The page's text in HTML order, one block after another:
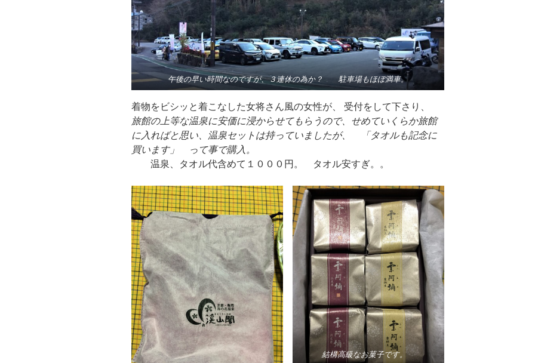
午後の早い時間なのですが、３連休の為か？ 駐車場もほぼ満車。
着物をビシッと着こなした女将さん風の女性が、 受付をして下さり、
旅館の上等な温泉に安価に浸からせてもらうので、せめていくらか旅館
に入ればと思い、温泉セットは持っていましたが、 「タオルも記念に
買います」 って事で購入。
温泉、タオル代含めて１０００円。 タオル安すぎ。。
結構高級なお菓子です。